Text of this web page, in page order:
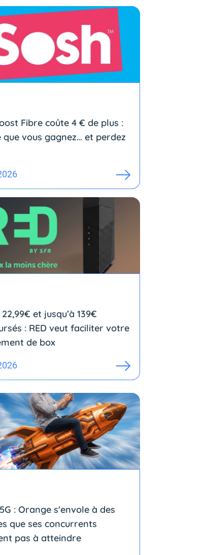
Fibre coûte 4 € de plus :
que vous gagnez… et perdez
et jusqu’à 139€
: RED veut faciliter votre
de box
: Orange s'envole à des
que ses concurrents
pas à atteindre